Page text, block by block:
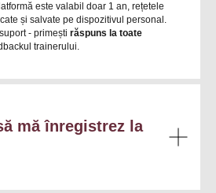
este valabil doar 1 an, rețetele
și salvate pe dispozitivul personal.
- primești răspuns la toate
trainerului.
mă înregistrez la